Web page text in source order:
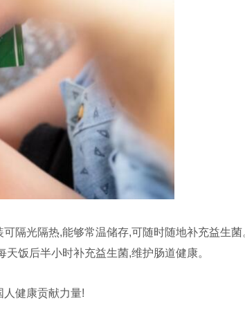
隔光隔热,能够常温储存,可随时随地补充益生菌
饭后半小时补充益生菌,维护肠道健康。
健康贡献力量!